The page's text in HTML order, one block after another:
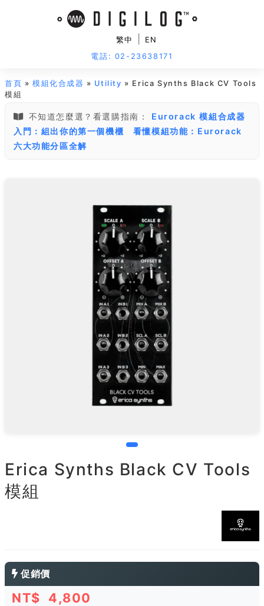
繁中
EN
電話: 02-23638171
首頁 »模組化合成器 » Utility » Erica Synths Black CV Tools
模組
不知道怎麼選？看選購指南：
Eurorack 模組合成器
入門：組出你的第一個機櫃
看懂模組功能：Eurorack
六大功能分區全解
Erica Synths Black CV Tools
模組
促銷價
NT$ 4,800